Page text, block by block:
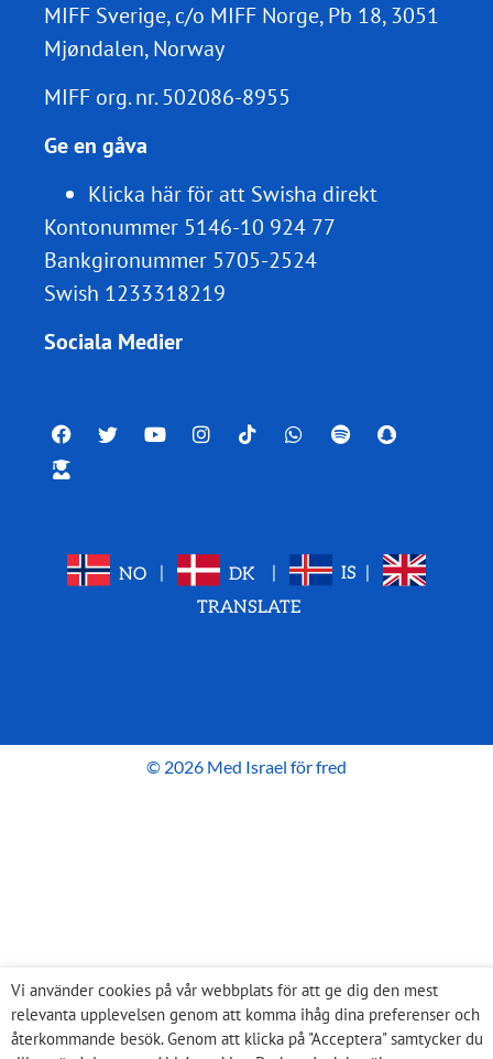
MIFF Sverige, c/o MIFF Norge, Pb 18, 3051
Mjøndalen, Norway
MIFF org. nr.502086-8955
Ge en gåva
Klicka här för att Swisha direkt
Kontonummer 5146-10 924 77
Bankgironummer 5705-2524
Swish 1233318219
Sociala Medier
NO DK IS
TRANSLATE
© 2026 Med Israel för fred
Vi använder cookies på vår webbplats för att ge dig den mest
relevanta upplevelsen genom att komma ihåg dina preferenser och
återkommande besök. Genom att klicka på "Acceptera" samtycker du